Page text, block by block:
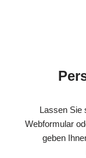
Lassen Sie
Webformular
geben